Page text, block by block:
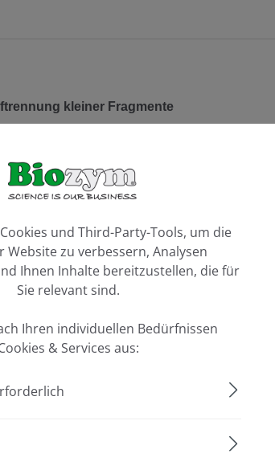
kleiner Fragmente
und 1 kb, Auflösung von 10 bp
Ligase- und Transformations-Test.
und Third-Party-Tools, um die
Website zu verbessern, Analysen
Ihnen Inhalte bereitzustellen, die für
Sie relevant sind.
Ihren individuellen Bedürfnissen
& Services aus: